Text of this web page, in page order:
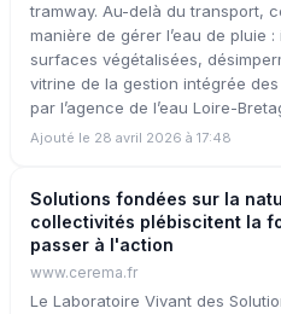
tramway. Au-delà du transport,
manière de gérer l’eau de pluie
surfaces végétalisées,
vitrine de la gestion intégrée
par l’agence de l’eau Loire-
Ajouté le 28 avril 2026 à 17:48
Solutions fondées sur la
collectivités plébiscitent la
passer à l'action
www.cerema.fr
Le Laboratoire Vivant des